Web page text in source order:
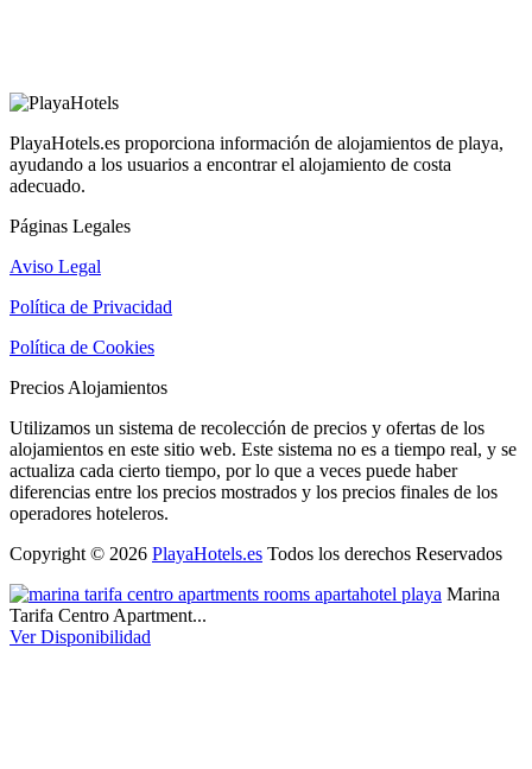
PlayaHotels.es proporciona información de alojamientos de playa,
ayudando a los usuarios a encontrar el alojamiento de costa
adecuado.
Páginas Legales
Aviso Legal
Política de Privacidad
Política de Cookies
Precios Alojamientos
Utilizamos un sistema de recolección de precios y ofertas de los
alojamientos en este sitio web. Este sistema no es a tiempo real, y se
actualiza cada cierto tiempo, por lo que a veces puede haber
diferencias entre los precios mostrados y los precios finales de los
operadores hoteleros.
Copyright © 2026 PlayaHotels.es Todos los derechos Reservados
Marina
Tarifa Centro Apartment...
Ver Disponibilidad